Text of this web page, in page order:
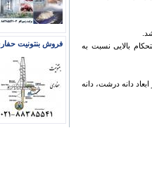
بالایی نسبت به
دانه درشت، دانه
فروش بنتونیت